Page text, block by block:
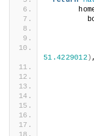
51.4229012 ) ,